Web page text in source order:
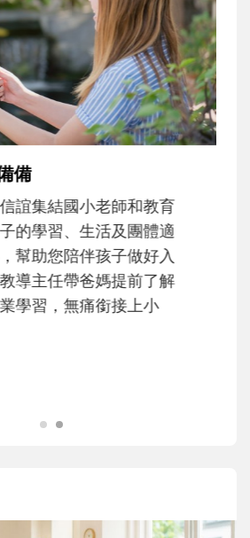
的那個男人│讀懂父親的
當爸爸！男人總是在一次
體驗中，跟著孩子一起長
的肢體遊戲，到獨立自
決問題的能力養成。爸爸